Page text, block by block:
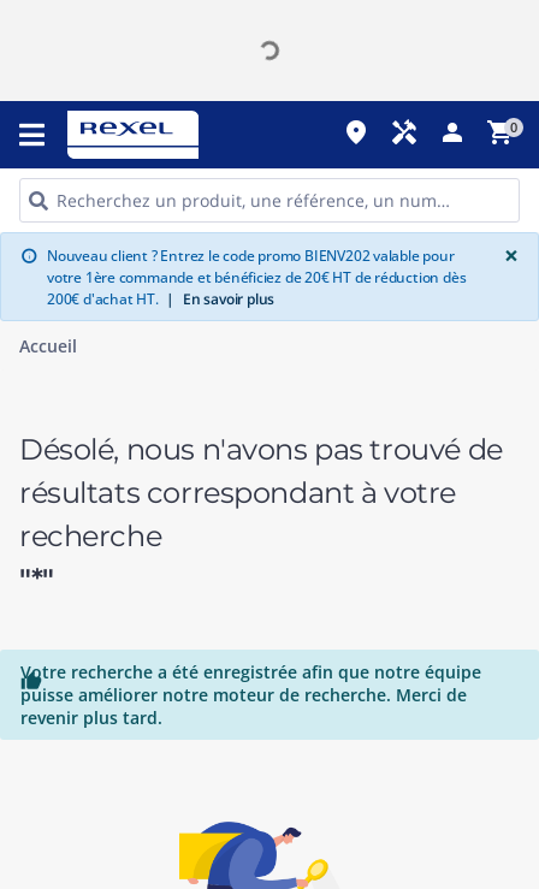
place handyman person shopping_cart0
info Nouveau client ? Entrez le code promo BIENV202 valable pour
votre 1ère commande et bénéficiez de 20€ HT de réduction dès
200€ d'achat HT. | En savoir plus
×
Accueil
Désolé, nous n'avons pas trouvé de
résultats correspondant à votre
recherche
"*"

Votre recherche a été enregistrée afin que notre équipe
puisse améliorer notre moteur de recherche. Merci de
revenir plus tard.